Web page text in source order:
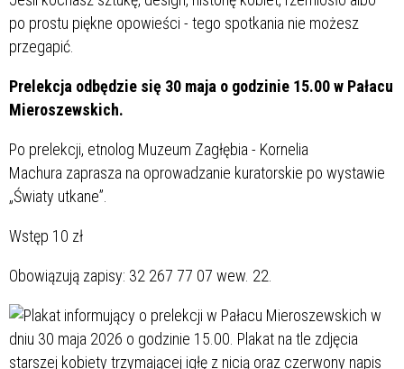
po prostu piękne opowieści - tego spotkania nie możesz
przegapić.
Prelekcja odbędzie się 30 maja o godzinie 15.00 w Pałacu
Mieroszewskich.
Po prelekcji, etnolog Muzeum Zagłębia - Kornelia
Machura zaprasza na oprowadzanie kuratorskie po wystawie
„Światy utkane”.
Wstęp 10 zł
Obowiązują zapisy: 32 267 77 07 wew. 22.